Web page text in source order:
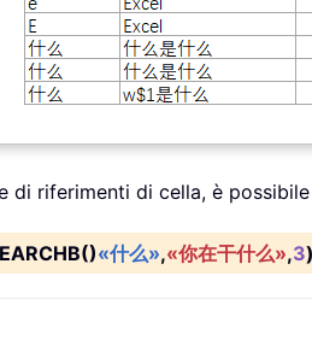
di riferimenti di cella, è
«什么»,«你在干什么»,3)